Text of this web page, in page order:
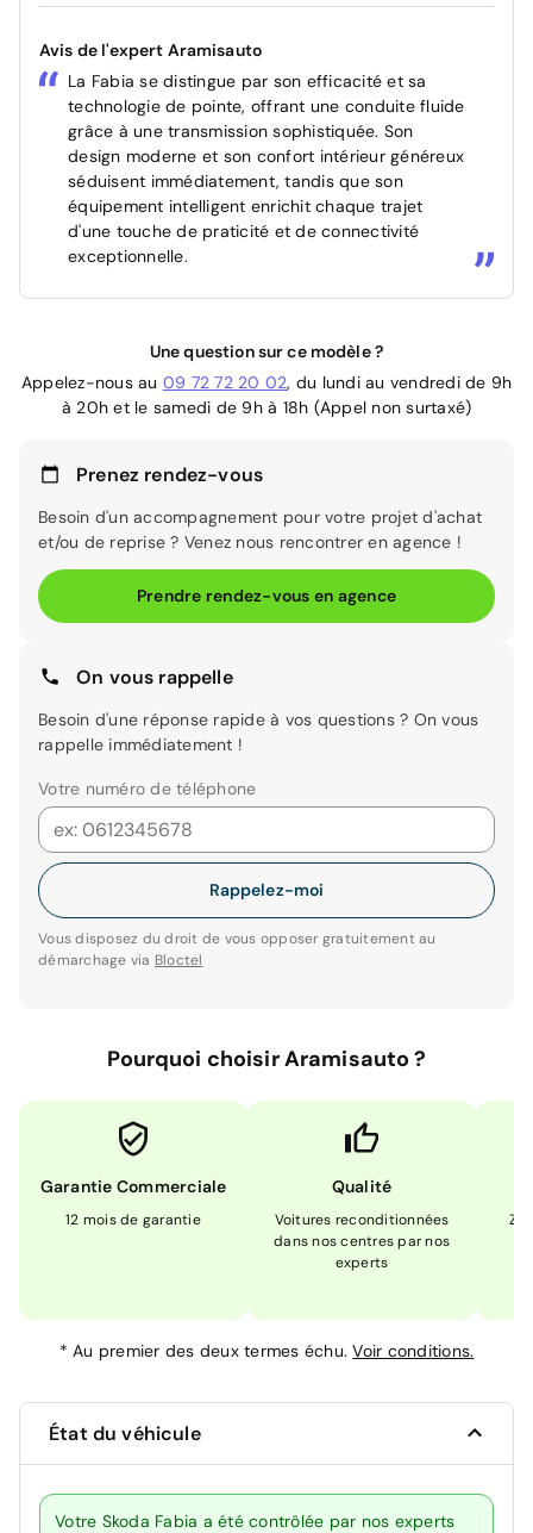
Avis de l'expert Aramisauto
La Fabia se distingue par son efficacité et sa
technologie de pointe, offrant une conduite fluide
grâce à une transmission sophistiquée. Son
design moderne et son confort intérieur généreux
séduisent immédiatement, tandis que son
équipement intelligent enrichit chaque trajet
d'une touche de praticité et de connectivité
exceptionnelle.
Une question sur ce modèle ?
Appelez-nous au 09 72 72 20 02, du lundi au vendredi de 9h
à 20h et le samedi de 9h à 18h (Appel non surtaxé)
Prenez rendez-vous
Besoin d'un accompagnement pour votre projet d'achat
et/ou de reprise ? Venez nous rencontrer en agence !
Prendre rendez-vous en agence
On vous rappelle
Besoin d'une réponse rapide à vos questions ? On vous
rappelle immédiatement !
Votre numéro de téléphone
Rappelez-moi
Vous disposez du droit de vous opposer gratuitement au
démarchage via Bloctel
Pourquoi choisir Aramisauto ?
Garantie Commerciale
12 mois de garantie
Qualité
Voitures reconditionnées
dans nos centres par nos
experts
*Au premier des deux termes échu.Voir conditions.
État du véhicule
Votre Skoda Fabia a été contrôlée par nos experts